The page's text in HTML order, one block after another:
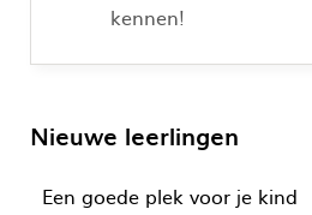
kennen!
Nieuwe leerlingen
Een goede plek voor je kind